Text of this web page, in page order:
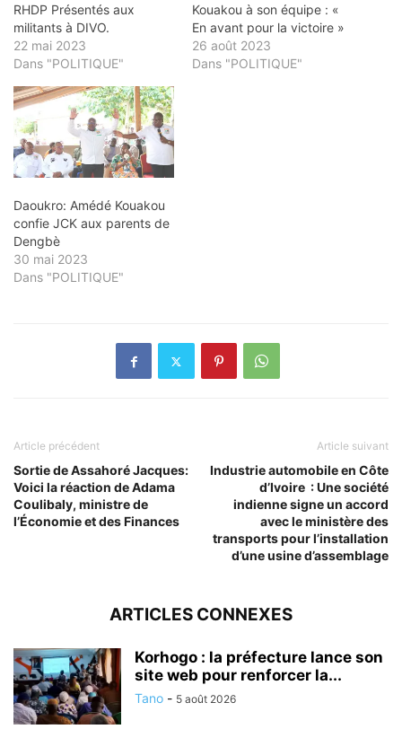
RHDP Présentés aux
militants à DIVO.
22 mai 2023
Dans "POLITIQUE"
Kouakou à son équipe : «
En avant pour la victoire »
26 août 2023
Dans "POLITIQUE"
Daoukro: Amédé Kouakou
confie JCK aux parents de
Dengbè
30 mai 2023
Dans "POLITIQUE"
Article précédent
Sortie de Assahoré Jacques:
Voici la réaction de Adama
Coulibaly, ministre de
l’Économie et des Finances
Article suivant
Industrie automobile en Côte
d’Ivoire : Une société
indienne signe un accord
avec le ministère des
transports pour l’installation
d’une usine d’assemblage
ARTICLES CONNEXES
Korhogo : la préfecture lance son
site web pour renforcer la...
Tano - 5 août 2026